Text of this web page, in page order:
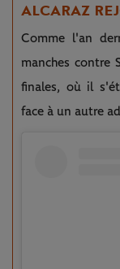
ALCARAZ
Comme l'an
manches contre
finales, où il
face à un autre